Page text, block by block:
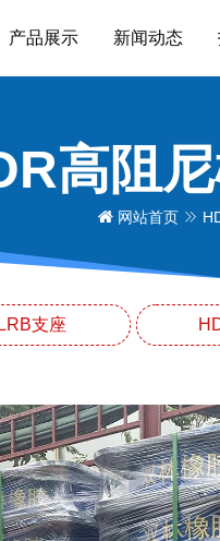
产品展示 新闻动态
高阻
网站首页
LRB支座